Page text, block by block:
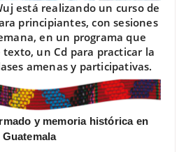
está realizando un curso de
principiantes, con sesiones
en un programa que
un Cd para practicar la
amenas y participativas.
y memoria histórica en
Guatemala